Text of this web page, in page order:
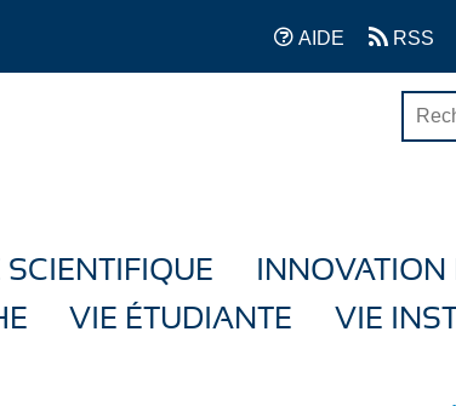
AIDE RSS
SCIENTIFIQUE
VIE ÉTUDIANTE VIE